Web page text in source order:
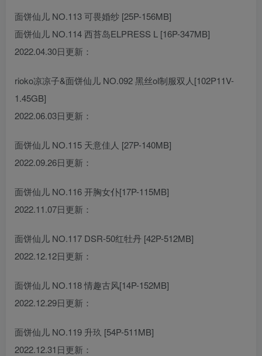
面饼仙儿 NO.113 可畏婚纱 [25P-156MB]
面饼仙儿 NO.114 西苔岛ELPRESS L [16P-347MB]
2022.04.30日更新：
rioko凉凉子&面饼仙儿 NO.092 黑丝ol制服双人[102P11V-
1.45GB]
2022.06.03日更新：
面饼仙儿 NO.115 天意佳人 [27P-140MB]
2022.09.26日更新：
面饼仙儿 NO.116 开胸女仆[17P-115MB]
2022.11.07日更新：
面饼仙儿 NO.117 DSR-50红牡丹 [42P-512MB]
2022.12.12日更新：
面饼仙儿 NO.118 情趣古风[14P-152MB]
2022.12.29日更新：
面饼仙儿 NO.119 升玖 [54P-511MB]
2022.12.31日更新：